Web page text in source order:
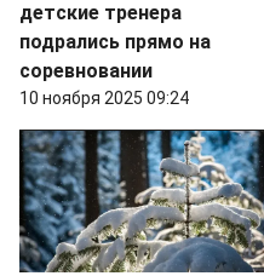
детские тренера
подрались прямо на
соревновании
10 ноября 2025 09:24